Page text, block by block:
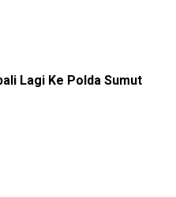
Lagi Ke Polda Sumut